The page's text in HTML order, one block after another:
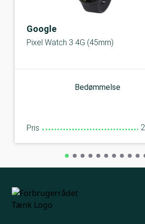
Google
Pixel Watch 3 4G (45mm)
Bedømmelse
Pris